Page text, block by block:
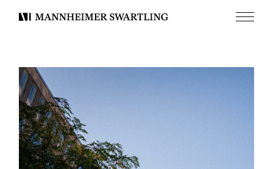
Mannheimer
Meny